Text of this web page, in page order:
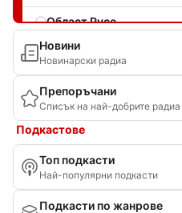
Област Русе
Област Силистра
Област Сливен
Област Смолян
Област София град
Област Стара Загора
Област Търговище
Новини
Новинарски радиа
Препоръчани
Списък на най-добрите радиа
Подкастове
Топ подкасти
Най-популярни подкасти
Подкасти по жанрове